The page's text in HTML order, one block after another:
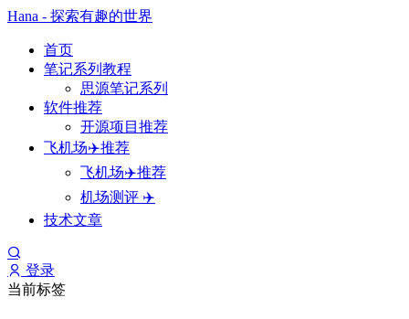
Hana - 探索有趣的世界
首页
笔记系列教程
思源笔记系列
软件推荐
开源项目推荐
飞机场✈️推荐
飞机场✈️推荐
机场测评 ✈️
技术文章
登录
当前标签